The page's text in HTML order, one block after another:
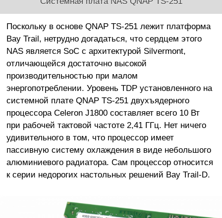
Поскольку в основе QNAP TS-251 лежит платформа
Bay Trail, нетрудно догадаться, что сердцем этого
NAS является SoC с архитектурой Silvermont,
отличающейся достаточно высокой
производительностью при малом
энергопотреблении. Уровень TDP установленного на
системной плате QNAP TS-251 двухъядерного
процессора Celeron J1800 составляет всего 10 Вт
при рабочей тактовой частоте 2,41 ГГц. Нет ничего
удивительного в том, что процессор имеет
пассивную систему охлаждения в виде небольшого
алюминиевого радиатора. Сам процессор относится
к серии недорогих настольных решений Bay Trail-D.